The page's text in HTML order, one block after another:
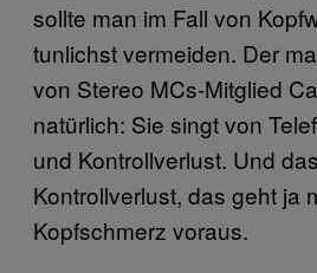
sollte man im Fall von
tunlichst vermeiden. Der
von Stereo MCs-Mitglied
natürlich: Sie singt von
und Kontrollverlust. Und
Kontrollverlust, das geht ja
Kopfschmerz voraus.